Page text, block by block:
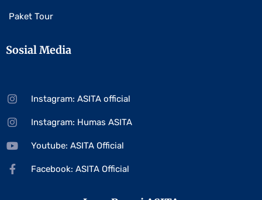
Paket Tour
Sosial Media
Instagram: ASITA official
Instagram: Humas ASITA
Youtube: ASITA Official
Facebook: ASITA Official